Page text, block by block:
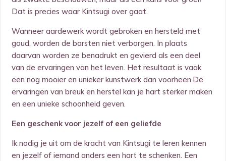
Dat is precies waar Kintsugi over gaat.
Wanneer aardewerk wordt gebroken en hersteld met
goud, worden de barsten niet verborgen. In plaats
daarvan worden ze benadrukt en gevierd als een deel
van de ervaringen van het leven. Het resultaat is vaak
een nog mooier en unieker kunstwerk dan voorheen.De
ervaringen van breuk en herstel kan je hart sterker maken
en een unieke schoonheid geven.
Een geschenk voor jezelf of een geliefde
Ik nodig je uit om de kracht van Kintsugi te leren kennen
en jezelf of iemand anders een hart te schenken. Een